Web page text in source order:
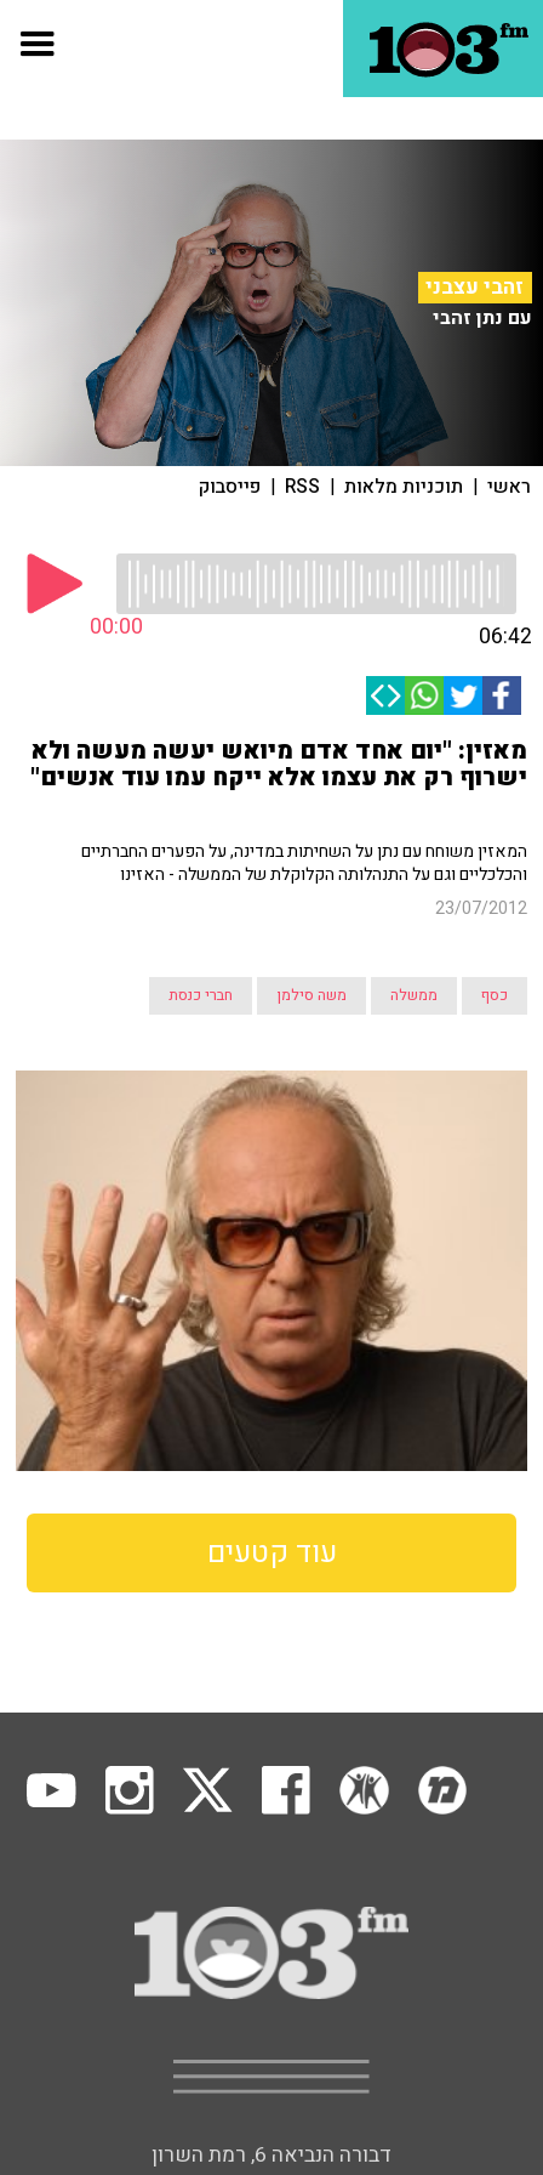
זהבי עצבני
עם נתן זהבי
ראשי | תוכניות מלאות |
RSS
| פייסבוק
00:00 06:42
מאזין: "יום אחד אדם מיואש יעשה מעשה ולא
ישרוף רק את עצמו אלא ייקח עמו עוד אנשים"
המאזין משוחח עם נתן על השחיתות במדינה, על הפערים החברתיים
והכלכליים וגם על התנהלותה הקלוקלת של הממשלה - האזינו
23/07/2012
כסף ממשלה משה סילמן חברי כנסת
עוד קטעים
דבורה הנביאה 6, רמת השרון